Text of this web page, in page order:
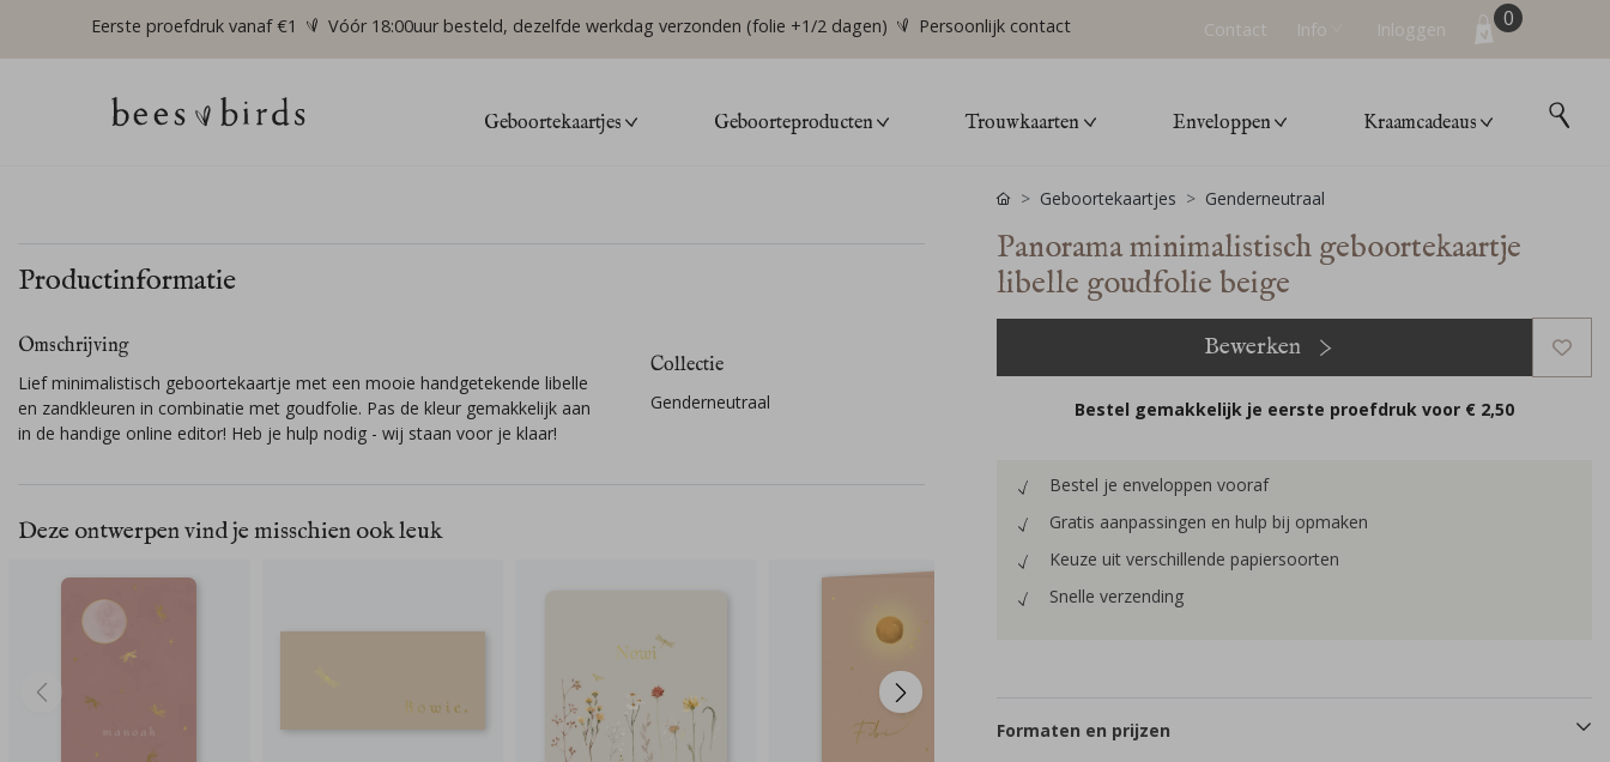
Eerste proefdruk vanaf €1 Vóór 18:00uur besteld, dezelfde werkdag verzonden (folie +1/2 dagen) Persoonlijk contact Contact Info Inloggen 0
Geboortekaartjes Geboorteproducten Trouwkaarten Enveloppen Kraamcadeaus
Productinformatie
Omschrijving
Lief minimalistisch geboortekaartje met een mooie handgetekende libelle
en zandkleuren in combinatie met goudfolie. Pas de kleur gemakkelijk aan
in de handige online editor! Heb je hulp nodig - wij staan voor je klaar!
Collectie
Genderneutraal
Deze ontwerpen vind je misschien ook leuk
Geboortekaartjes Genderneutraal
Panorama minimalistisch geboortekaartje
libelle goudfolie beige
Bewerken
Bestel gemakkelijk je eerste proefdruk voor € 2,50
Bestel je enveloppen vooraf
Gratis aanpassingen en hulp bij opmaken
Keuze uit verschillende papiersoorten
Snelle verzending
Formaten en prijzen